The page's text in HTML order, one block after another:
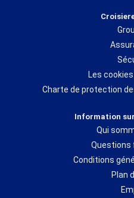
Les cookies
Charte de protection
Information
Qui
Questions
Conditions
Plan